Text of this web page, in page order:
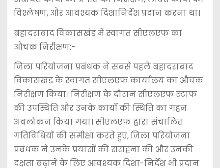
विश्लेषण, और आवश्यक दिशानिर्देश प्रदान करना था।
बहादराबाद विकासखंड में स्वागत सीएलएफ का
औचक निरीक्षण:-
जिला परियोजना प्रबंधक ने सबसे पहले बहादराबाद
विकासखंड के स्वागत सीएलएफ कार्यालय का औचक
निरीक्षण किया। निरीक्षण के दौरान सीएलएफ स्टाफ
की उपस्थिति और उनके कार्यों की स्थिति का गहन
अवलोकन किया गया। सीएलएफ द्वारा संचालित
गतिविधियों की समीक्षा करते हुए, जिला परियोजना
प्रबंधक ने उनके प्रयासों की सराहना की और उनकी
दक्षता बढ़ाने के लिए आवश्यक दिशा-निर्देश भी प्रदान